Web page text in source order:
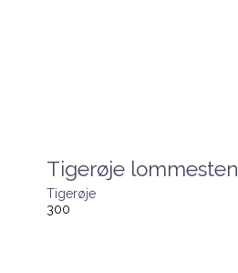
Tigerøje lommesten
Tigerøje
300